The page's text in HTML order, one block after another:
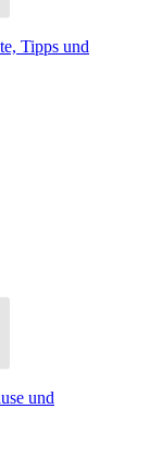
Tipps und
und